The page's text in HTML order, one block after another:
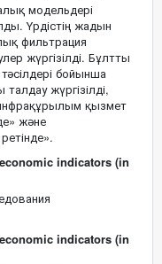
модельдері
Үрдістің жадын
фильтрация
жүргізілді. Бұлтты
бойынша
жүргізілді,
қызмет
және
indicators (in
indicators (in